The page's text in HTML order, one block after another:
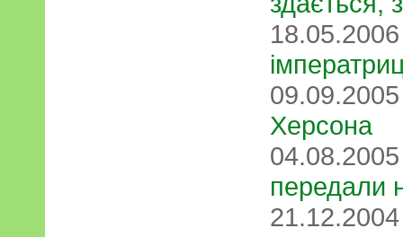
Херсона
передали